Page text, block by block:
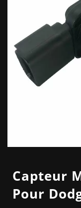
Capteur
Pour